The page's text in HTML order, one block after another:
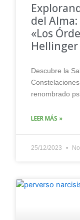
del
«Los
Hellinger
Descubre la
renombrado
LEER MÁS »
25/12/2023